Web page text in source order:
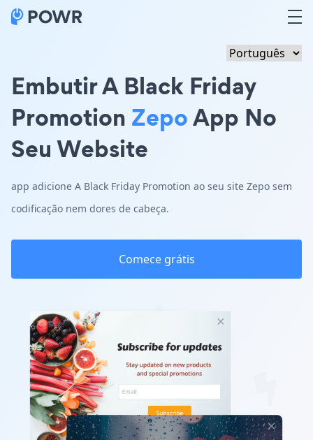
Embutir A Black Friday
Promotion ZepoApp No
Seu Website
app adicione A Black Friday Promotion ao seu site Zepo sem
codificação nem dores de cabeça.
Comece grátis